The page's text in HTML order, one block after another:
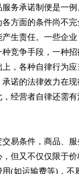
务承诺制便是一
方面的条件尚不
生责任。一些企业
竞争手段，一种
，各种自律行为
诺的法律效力在
经营者自律还需
易条件，商品、服
但又不仅仅限于
(如运输费等)，不